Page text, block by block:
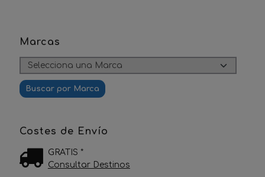
Marcas
Costes de Envío
GRATIS *
Consultar Destinos